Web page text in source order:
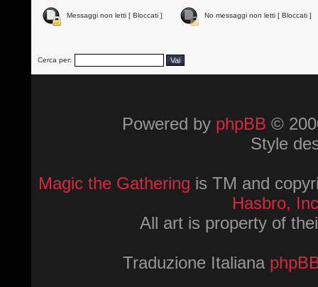
Messaggi non letti [ Bloccati ] No messaggi non letti [ Bloccati ]
Cerca per:
Powered by phpBB ©
Style
Magic the Gathering is TM and
Hasbro,
All art is property of
Traduzione Italiana